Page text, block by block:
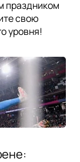
праздником
свою
уровня!